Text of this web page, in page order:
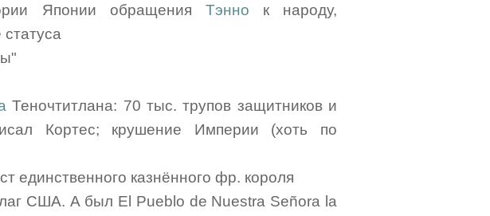
Японии обращения Тэнно к народу,
Теночтитлана: 70 тыс. трупов защитников и
Кортес; крушение Империи (хоть по
единственного казнённого фр. короля
США. А был El Pueblo de Nuestra Señora la